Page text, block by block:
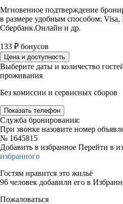
Мгновенное подтверждение
в размере удобным способом: Visa,
Сбербанк.Онлайн и др.
133 ₽ бонусов
Цена и доступность
Выберите даты и количество
проживания
Без комиссии и сервисных сборов
Показать телефон
Служба бронирования:
При звонке назовите номер
№ 1645815
Добавить в избранное Перейти в
избранного
Гостям нравится это жильё
96 человек добавили его в
Пожаловаться